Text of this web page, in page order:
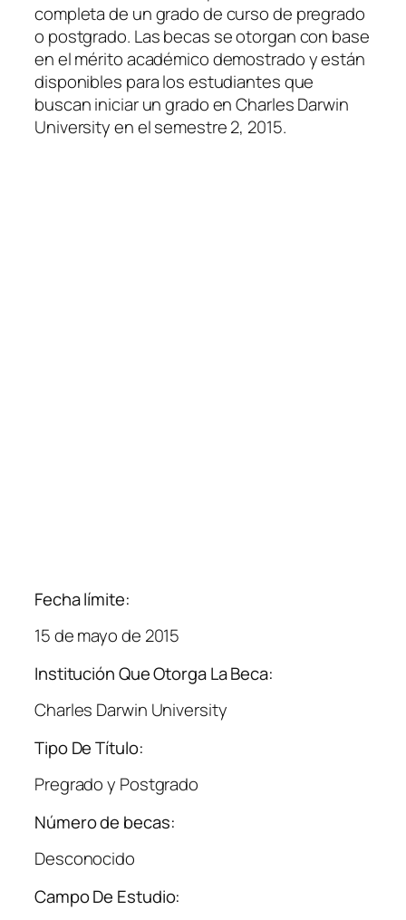
completa de un grado de curso de pregrado
o postgrado. Las becas se otorgan con base
en el mérito académico demostrado y están
disponibles para los estudiantes que
buscan iniciar un grado en Charles Darwin
University en el semestre 2, 2015.
Fecha límite:
15 de mayo de 2015
Institución Que Otorga La Beca:
Charles Darwin University
Tipo De Título:
Pregrado y Postgrado
Número de becas:
Desconocido
Campo De Estudio: